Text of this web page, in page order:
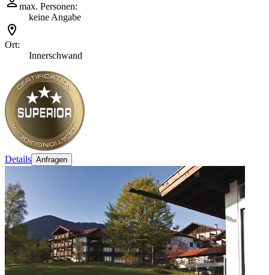
max. Personen:
keine Angabe
Ort:
Innerschwand
Details Anfragen